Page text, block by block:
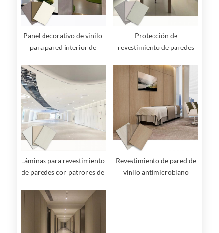
Panel decorativo de vinilo
para pared interior de
Protección de
revestimiento de paredes
de madera y colores sólidos
Láminas para revestimiento
de paredes con patrones de
Revestimiento de pared de
vinilo antimicrobiano